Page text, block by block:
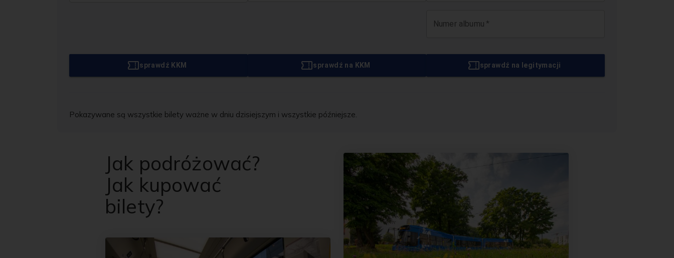
sprawdź KKM sprawdź na KKM
Numer albumu *
sprawdź na legitymacji
Pokazywane są wszystkie bilety ważne w dniu dzisiejszym i wszystkie późniejsze.
Jak podróżować?
Jak kupować
bilety?